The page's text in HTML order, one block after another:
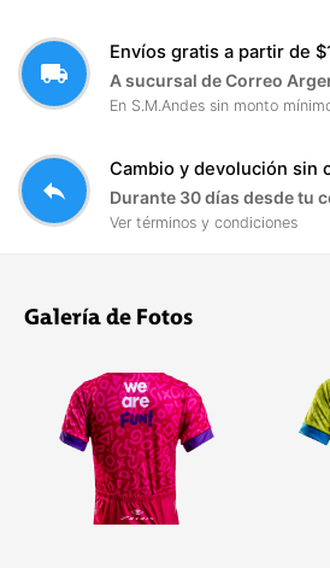
local_shipping
Envíos gratis a partir de
A sucursal de Correo
En S.M.Andes sin monto
reply
Cambio y devolución sin
Durante 30 días desde tu
Ver términos y condiciones
Galería de Fotos